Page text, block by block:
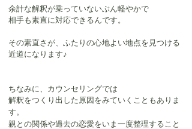
余計な解釈が乗っていないぶん軽やかで
相手も素直に対応できるんです。
その素直さが、ふたりの心地よい地点を見つける
近道になります♪
ちなみに、カウンセリングでは
解釈をつくり出した原因をみていくこともありま
す。
親との関係や過去の恋愛をいま一度整理すること